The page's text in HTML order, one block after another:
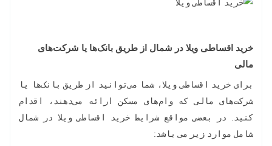
خرید اقساطی ویلا در شمال از طریق بانک‌ها یا شرکت‌های
مالی
برای خرید اقساطی ویلا، شما می‌توانید از طریق بانک‌ها یا
شرکت‌های مالی که وام‌های مسکن ارائه می‌دهند، اقدام
کنید. در بعضی مواقع شرایط خرید اقساطی ویلا در شمال
شامل موارد زیر می باشد: